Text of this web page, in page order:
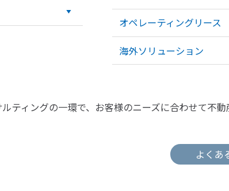
オペレーティングリース
海外ソリューション
ティングの一環で、お客様のニーズに合わせて不
よくあ